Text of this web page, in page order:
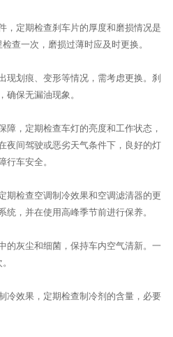
，定期检查刹车片的厚度和磨损情况是
查一次，磨损过薄时应及时更换。
现划痕、变形等情况，需考虑更换。刹
确保无漏油现象。
障，定期检查车灯的亮度和工作状态，
夜间驾驶或恶劣天气条件下，良好的灯
行车安全。
期检查空调制冷效果和空调滤清器的更
，并在使用高峰季节前进行保养。
的灰尘和细菌，保持车内空气清新。一
冷效果，定期检查制冷剂的含量，必要